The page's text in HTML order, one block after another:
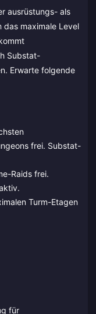
ausrüstungs- als
das maximale Level
Substat-
Erwarte folgende
frei. Substat-
Raids frei.
Turm-Etagen
für